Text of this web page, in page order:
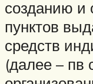
созданию и
пунктов
средств
(далее – пв